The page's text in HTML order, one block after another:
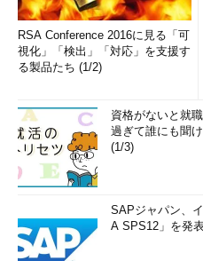
RSA Conference 2016に見る「可
視化」「検出」「対応」を支援す
る製品たち (1/2)
資格がないと就
過ぎて誰にも聞
(1/3)
SAPジャパン、
A SPS12」を発